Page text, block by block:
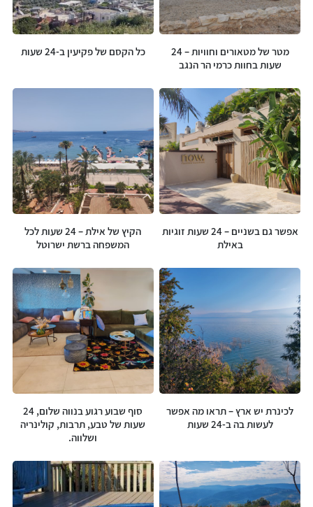
מטר של מטאורים וחוויות – 24
שעות בחוות כרמי הר הנגב
כל הקסם של פקיעין ב-24 שעות
אפשר גם בשניים – 24 שעות זוגיות
באילת
הקיץ של אילת – 24 שעות לכל
המשפחה ברשת ישרוטל
לכינרת יש ארץ – תראו מה אפשר
לעשות בה ב-24 שעות
סוף שבוע רגוע בנווה שלום, 24
שעות של טבע, תרבות, קולינריה
ושלווה.